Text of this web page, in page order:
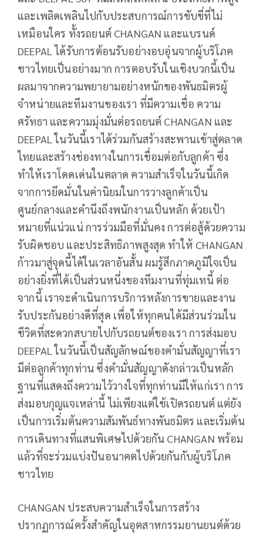
และเพลิดเพลินไปกับประสบการณ์การขับขี่ที่ไม่
เหมือนใคร ทั้งรถยนต์ CHANGAN และแบรนด์
DEEPAL ได้รับการต้อนรับอย่างอบอุ่นจากผู้บริโภค
ชาวไทยเป็นอย่างมาก การตอบรับในเชิงบวกนี้เป็น
ผลมาจากความพยายามอย่างหนักของพันธมิตรผู้
จำหน่ายและทีมงานของเรา ที่มีความเชื่อ ความ
ศรัทธา และความมุ่งมั่นต่อรถยนต์ CHANGAN และ
DEEPAL ในวันนี้เราได้ร่วมกันสร้างสะพานเข้าสู่ตลาด
ไทยและสร้างช่องทางในการเชื่อมต่อกับลูกค้า ซึ่ง
ทำให้เราโดดเด่นในตลาด ความสำเร็จในวันนี้เกิด
จากการยึดมั่นในค่านิยมในการวางลูกค้าเป็น
ศูนย์กลางและคำนึงถึงพนักงานเป็นหลัก ด้วยเป้า
หมายที่แน่วแน่ การร่วมมือที่มั่นคง การต่อสู้ด้วยความ
รับผิดชอบ และประสิทธิภาพสูงสุด ทำให้ CHANGAN
ก้าวมาสู่จุดนี้ได้ในเวลาอันสั้น ผมรู้สึกภาคภูมิใจเป็น
อย่างยิ่งที่ได้เป็นส่วนหนึ่งของทีมงานที่ทุ่มเทนี้ ต่อ
จากนี้ เราจะดำเนินการบริการหลังการขายและงาน
รับประกันอย่างดีที่สุด เพื่อให้ทุกคนได้มีส่วนร่วมใน
ชีวิตที่สะดวกสบายไปกับรถยนต์ของเรา การส่งมอบ
DEEPAL ในวันนี้เป็นสัญลักษณ์ของคำมั่นสัญญาที่เรา
มีต่อลูกค้าทุกท่าน ซึ่งคำมั่นสัญญาดังกล่าวเป็นหลัก
ฐานที่แสดงถึงความไว้วางใจที่ทุกท่านมีให้แก่เรา การ
ส่งมอบกุญแจเหล่านี้ ไม่เพียงแต่ใช้เปิดรถยนต์ แต่ยัง
เป็นการเริ่มต้นความสัมพันธ์ทางพันธมิตร และเริ่มต้น
การเดินทางที่แสนพิเศษไปด้วยกัน CHANGAN พร้อม
แล้วที่จะร่วมแบ่งปันอนาคตไปด้วยกันกับผู้บริโภค
ชาวไทย
CHANGAN ประสบความสำเร็จในการสร้าง
ปรากฏการณ์ครั้งสำคัญในอุตสาหกรรมยานยนต์ด้วย